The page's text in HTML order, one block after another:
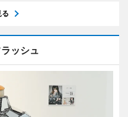
る
ッシュ